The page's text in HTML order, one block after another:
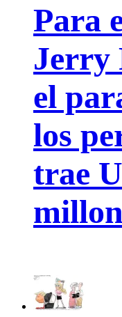
Para
Jerry
el
los
trae